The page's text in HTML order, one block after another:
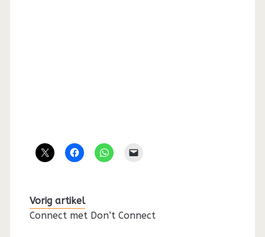
Vorig artikel
Connect met Don’t Connect